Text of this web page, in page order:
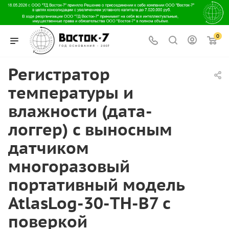
0
Регистратор
температуры и
влажности (дата-
логгер) с выносным
датчиком
многоразовый
портативный модель
AtlasLog-30-ТН-В7 с
поверкой